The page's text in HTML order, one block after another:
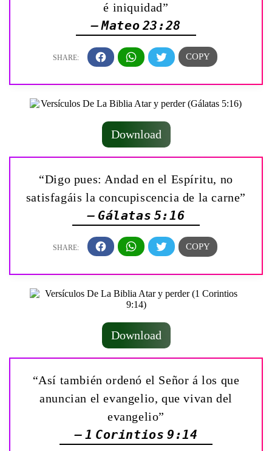
é iniquidad”
— Mateo 23:28
Download
“Digo pues: Andad en el Espíritu, no
satisfagáis la concupiscencia de la carne”
— Gálatas 5:16
Download
“Así también ordenó el Señor á los que
anuncian el evangelio, que vivan del
evangelio”
— 1 Corintios 9:14